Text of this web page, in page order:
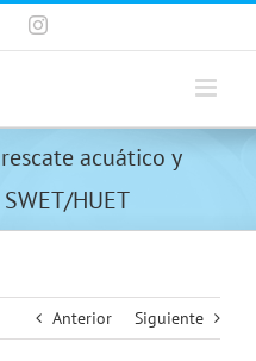
Instagram
acuático y
HUET
Anterior Siguiente